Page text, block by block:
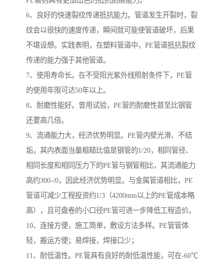
6、良好的快速裂纹传递抵抗能力。管道发生开裂时，裂
纹会以很快的速度传递，瞬间就可能使管道破坏，后果
不堪设想。实践表明，在塑料管道中，PE管道抵抗裂纹
传递的能力强于其他管道。
7、使用寿命长。在不受阳光紫外线照射条件下，PE管
的使用年限可达50年以上。
8、耐磨性能好。曾用试验，PE管的耐磨性甚至比钢管
还要高几倍。
9、流通能力大，经济优势明显。PE管内壁光滑、不结
垢，其内表面当量粗糙比值是钢管的1/20，相同管径、
相同长度和相同压力下的PE管与钢管相比，其流通能力
高约300-/0，因此经济优势明显。与金属管道相比，PE
管道可减少工程投资约1/3（4200mm以上的PE管成本略
高），且可盘卷的小口径PE管可进一步降低工程造价。
10、连接方便，施工简单，敷设方法多样。PE管管体
轻，搬运方便；易焊接，焊接口少；
11、耐低温性。PE管具有良好的耐低温性能，可在-60℃